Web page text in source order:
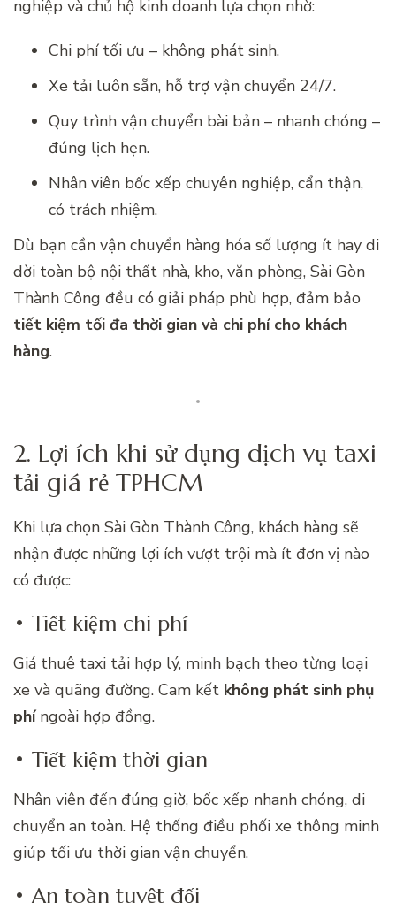
nghiệp và chủ hộ kinh doanh lựa chọn nhờ:
Chi phí tối ưu – không phát sinh.
Xe tải luôn sẵn, hỗ trợ vận chuyển 24/7.
Quy trình vận chuyển bài bản – nhanh chóng –
đúng lịch hẹn.
Nhân viên bốc xếp chuyên nghiệp, cẩn thận,
có trách nhiệm.
Dù bạn cần vận chuyển hàng hóa số lượng ít hay di
dời toàn bộ nội thất nhà, kho, văn phòng, Sài Gòn
Thành Công đều có giải pháp phù hợp, đảm bảo
tiết kiệm tối đa thời gian và chi phí cho khách
hàng.
2. Lợi ích khi sử dụng dịch vụ taxi
tải giá rẻ TPHCM
Khi lựa chọn Sài Gòn Thành Công, khách hàng sẽ
nhận được những lợi ích vượt trội mà ít đơn vị nào
có được:
• Tiết kiệm chi phí
Giá thuê taxi tải hợp lý, minh bạch theo từng loại
xe và quãng đường. Cam kết không phát sinh phụ
phíngoài hợp đồng.
• Tiết kiệm thời gian
Nhân viên đến đúng giờ, bốc xếp nhanh chóng, di
chuyển an toàn. Hệ thống điều phối xe thông minh
giúp tối ưu thời gian vận chuyển.
• An toàn tuyệt đối